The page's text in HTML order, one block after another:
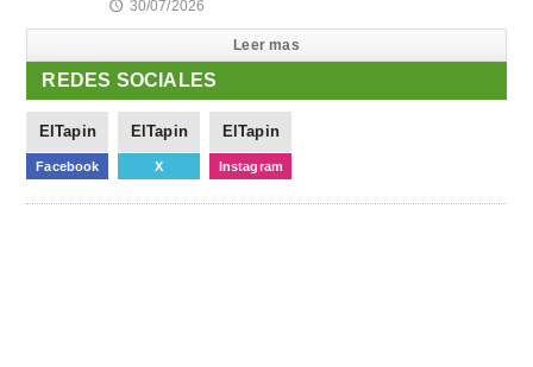
🕔 30/07/2026
Leer mas
REDES SOCIALES
ElTapin
Facebook
ElTapin
X
ElTapin
Instagram